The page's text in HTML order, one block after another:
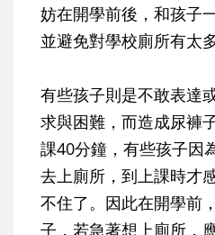
妨在開學前後，和孩子
並避免對學校廁所有太
有些孩子則是不敢表達
求與困難，而造成尿褲
課40分鐘，有些孩子因
去上廁所，到上課時才
不住了。因此在開學前
子，若急著想上廁所，